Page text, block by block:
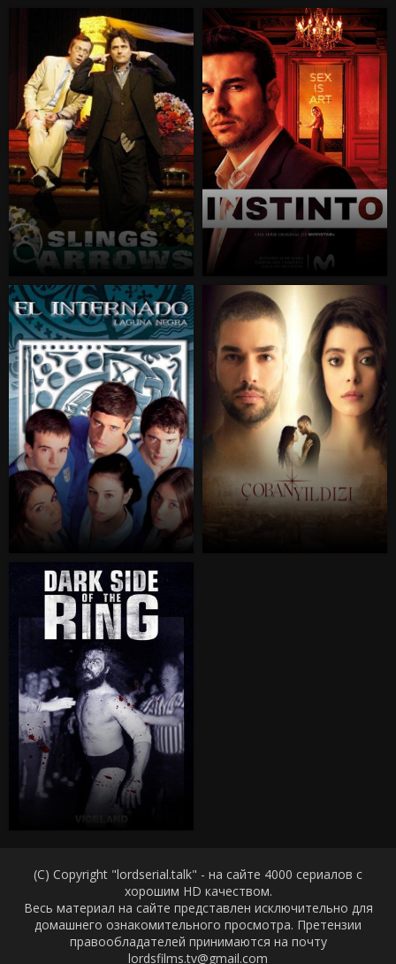
(C) Copyright "lordserial.talk" - на сайте 4000 сериалов с
хорошим HD качеством.
Весь материал на сайте представлен исключительно для
домашнего ознакомительного просмотра. Претензии
правообладателей принимаются на почту
lordsfilms.tv@gmail.com